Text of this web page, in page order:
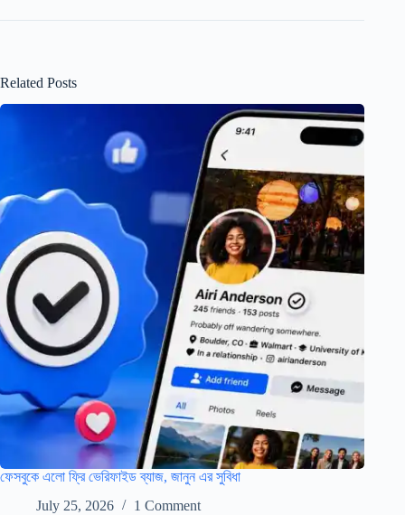
Related Posts
ফেসবুকে এলো ফ্রি ভেরিফাইড ব্যাজ, জানুন এর সুবিধা
July 25, 2026
1 Comment